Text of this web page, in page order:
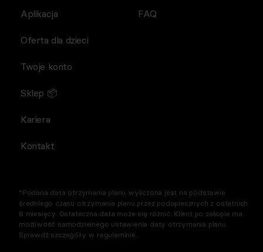
Aplikacja FAQ
Oferta dla dzieci
Twoje konto
Sklep 📦
Kariera
Kontakt
*Podana data otrzymania planu wyliczona jest na podstawie
średniego czasu otrzymania planu przez podopiecznych z ostatnich
6 miesięcy. Ostateczna data może się różnić. Klient po zakupie ma
możliwość samodzielnego ustawienia daty otrzymania planu.
Sprawdź szczegóły w regulaminie.